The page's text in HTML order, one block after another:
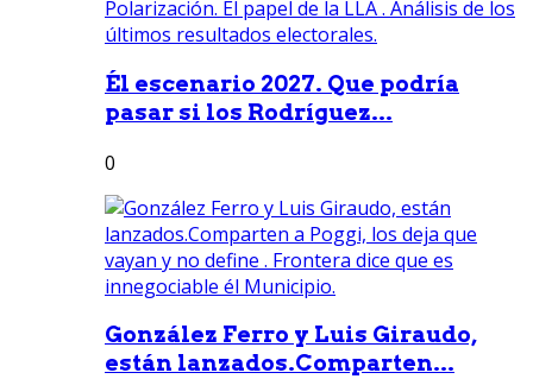
Él escenario 2027. Que podría
pasar si los Rodríguez...
0
González Ferro y Luis Giraudo,
están lanzados.Comparten...